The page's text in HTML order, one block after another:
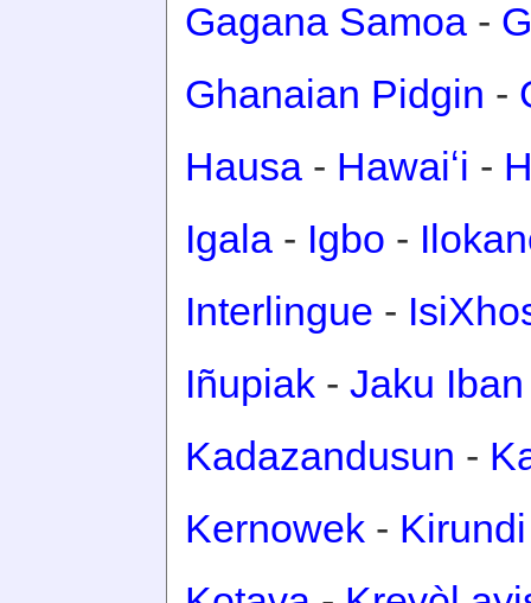
Gagana Samoa -
Ghanaian Pidgin -
Hausa - Hawaiʻi -
Igala - Igbo -
Interlingue -
Iñupiak - Jaku Iban
Kadazandusun -
Kernowek - Kirundi